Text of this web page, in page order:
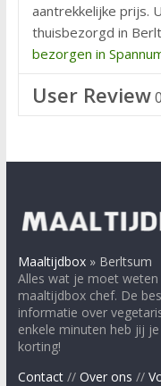
aantrekkelijke prijs.
thuisbezorgd in
bezorgen in
User Review0
Maaltijdbox» Berltsum
Alles wat je moet
maaltijdbox chef. De
informatie over
enkele minuten heb jij
korting!
Contact// Over ons //